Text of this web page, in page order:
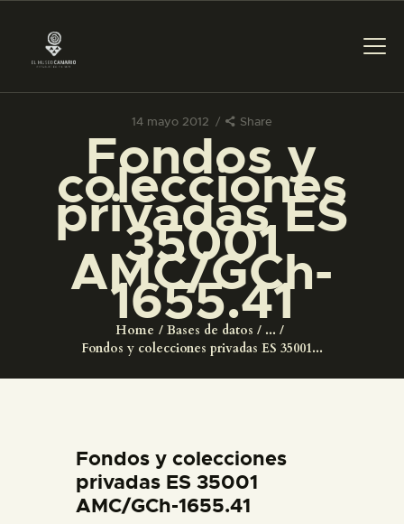
14 mayo 2012 Share
Fondos y
colecciones
privadas ES
35001
AMC/GCh-
1655.41
Home Bases de datos
...
Fondos y colecciones privadas ES 35001...
PREPARAR LA VISITA
ACTIVIDADES
█
EL MUSEO
ESPAÑOL
Fondos y colecciones
privadas ES 35001
AMC/GCh-1655.41